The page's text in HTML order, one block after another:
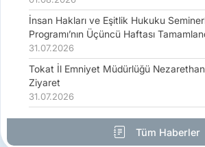
İnsan Hakları ve Eşitlik Hukuku
Programı’nın Üçüncü Haftası
31.07.2026
Tokat İl Emniyet Müdürlüğü
Ziyaret
31.07.2026
Tüm Haberler